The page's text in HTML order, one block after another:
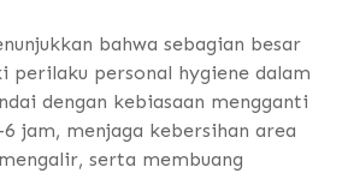
bahwa sebagian besar
perilaku personal hygiene dalam
dengan kebiasaan mengganti
jam, menjaga kebersihan area
serta membuang